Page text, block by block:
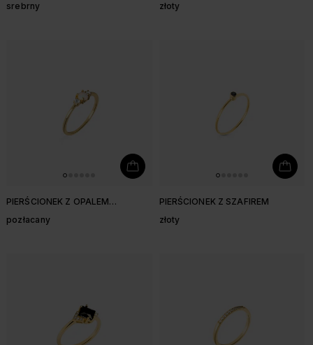
srebrny
złoty
PIERŚCIONEK Z OPALEM
pozłacany
PIERŚCIONEK Z SZAFIREM
złoty